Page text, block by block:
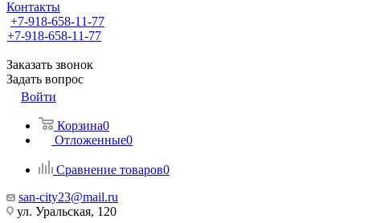
Контакты
+7-918-658-11-77
+7-918-658-11-77
Заказать звонок
Задать вопрос
Войти
Корзина0
Отложенные0
Сравнение товаров0
san-city23@mail.ru
ул. Уральская, 120